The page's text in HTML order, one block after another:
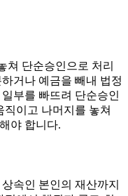
쳐 단순승인으로 처리
거나 예금을 빼내 법정
부를 빠뜨려 단순승인
직이고 나머지를 놓쳐
야 합니다.
속인 본인의 재산까지